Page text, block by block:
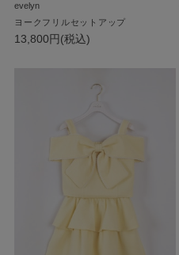
evelyn
ヨークフリルセットアップ
13,800円(税込)